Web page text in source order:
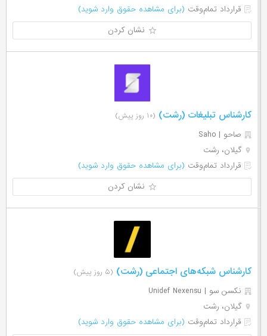
قرارداد تمام‌وقت (برای مشاهده حقوق وارد شوید)
نشان کردن
کارشناس تبلیغات (رشت) (۱۰ روز پیش)
صاحو | Saho
گیلان، رشت
قرارداد تمام‌وقت (برای مشاهده حقوق وارد شوید)
نشان کردن
کارشناس شبکه‌های اجتماعی (رشت) (۵ روز پیش)
نکسن سو | Unidef Nexensu
گیلان، رشت
قرارداد تمام‌وقت (برای مشاهده حقوق وارد شوید)